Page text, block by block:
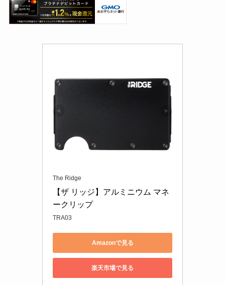
The Ridge
【ザ リッジ】アルミニウム マネ
ークリップ
TRA03
Amazonで見る
楽天市場で見る